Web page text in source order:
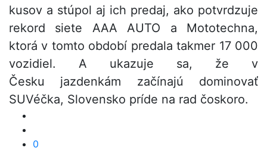
kusov a stúpol aj ich predaj, ako potvrdzuje
rekord siete AAA AUTO a Mototechna,
ktorá v tomto období predala takmer 17 000
vozidiel. A ukazuje sa, že v
Česku jazdenkám začínajú dominovať
SUVéčka, Slovensko príde na rad čoskoro.
0